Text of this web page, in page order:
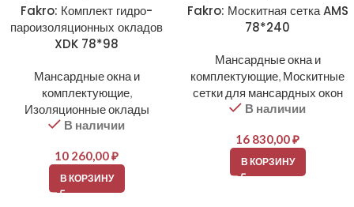
Fakro: Комплект гидро-
пароизоляционных окладов
XDK 78*98
Мансардные окна и
комплектующие,
Изоляционные оклады
В наличии
10 260,00₽
В КОРЗИНУ
Fakro: Москитная сетка AMS
78*240
Мансардные окна и
комплектующие, Москитные
сетки для мансардных окон
В наличии
16 830,00₽
В КОРЗИНУ